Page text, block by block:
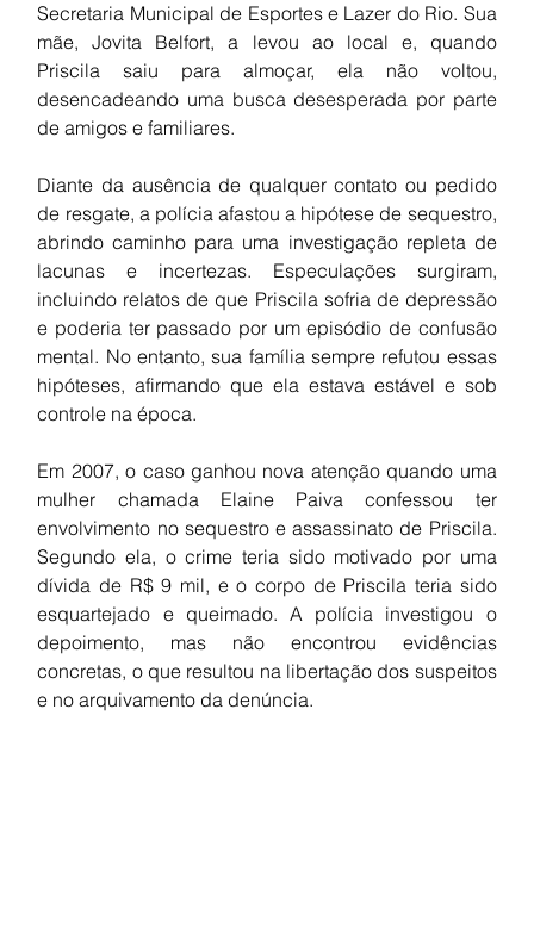
Secretaria Municipal de Esportes e Lazer do Rio. Sua
mãe, Jovita Belfort, a levou ao local e, quando
Priscila saiu para almoçar, ela não voltou,
desencadeando uma busca desesperada por parte
de amigos e familiares.
Diante da ausência de qualquer contato ou pedido
de resgate, a polícia afastou a hipótese de sequestro,
abrindo caminho para uma investigação repleta de
lacunas e incertezas. Especulações surgiram,
incluindo relatos de que Priscila sofria de depressão
e poderia ter passado por um episódio de confusão
mental. No entanto, sua família sempre refutou essas
hipóteses, afirmando que ela estava estável e sob
controle na época.
Em 2007, o caso ganhou nova atenção quando uma
mulher chamada Elaine Paiva confessou ter
envolvimento no sequestro e assassinato de Priscila.
Segundo ela, o crime teria sido motivado por uma
dívida de R$ 9 mil, e o corpo de Priscila teria sido
esquartejado e queimado. A polícia investigou o
depoimento, mas não encontrou evidências
concretas, o que resultou na libertação dos suspeitos
e no arquivamento da denúncia.